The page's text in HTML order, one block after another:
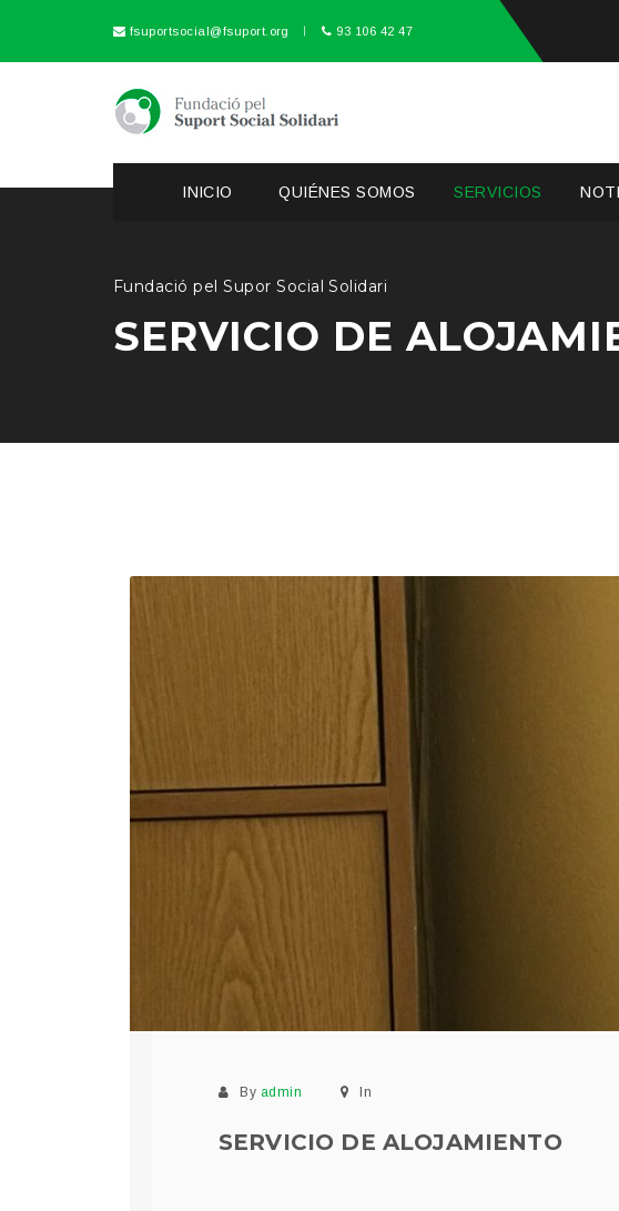
fsuportsocial@fsuport.org 93 106 42 47
INICIO QUIÉNES SOMOS SERVICIOS
Fundació pel Supor Social Solidari
SERVICIO DE
By admin In
SERVICIO DE ALOJAMIENTO